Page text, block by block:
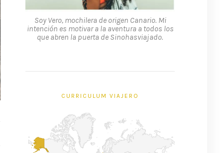
Soy Vero, mochilera de origen Canario. Mi
intención es motivar a la aventura a todos los
que abren la puerta de Sinohasviajado.
CURRICULUM VIAJERO